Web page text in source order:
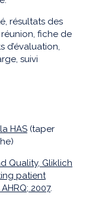
résultats des
fiche de
d’évaluation,
suivi
HAS (taper
Quality, Gliklich
patient
2007.